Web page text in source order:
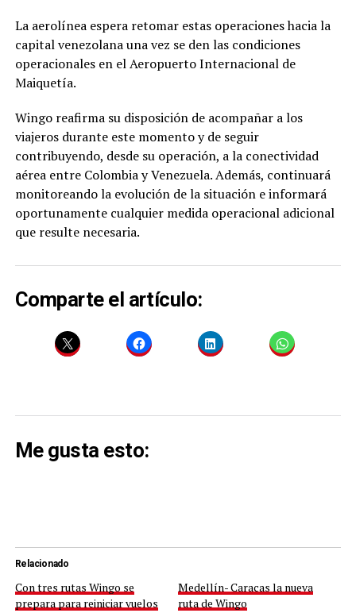
La aerolínea espera retomar estas operaciones hacia la
capital venezolana una vez se den las condiciones
operacionales en el Aeropuerto Internacional de
Maiquetía.
Wingo reafirma su disposición de acompañar a los
viajeros durante este momento y de seguir
contribuyendo, desde su operación, a la conectividad
aérea entre Colombia y Venezuela. Además, continuará
monitoreando la evolución de la situación e informará
oportunamente cualquier medida operacional adicional
que resulte necesaria.
Comparte el artículo:
Me gusta esto:
Relacionado
Con tres rutas Wingo se
prepara para reiniciar vuelos
Medellín- Caracas la nueva
ruta de Wingo